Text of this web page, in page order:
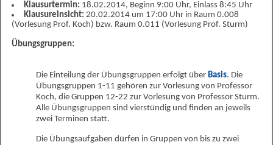
Klausurtermin: 18.02.2014, Beginn 9:00 Uhr, Einlass 8:45 Uhr
Klausureinsicht: 20.02.2014 um 17:00 Uhr in Raum 0.008
(Vorlesung Prof. Koch) bzw. Raum 0.011 (Vorlesung Prof. Sturm)
Übungsgruppen:
Die Einteilung der Übungsgruppen erfolgt über Basis. Die
Übungsgruppen 1-11 gehören zur Vorlesung von Professor
Koch, die Gruppen 12-22 zur Vorlesung von Professor Sturm.
Alle Übungsgruppen sind vierstündig und finden an jeweils
zwei Terminen statt.
Die Übungsaufgaben dürfen in Gruppen von bis zu zwei